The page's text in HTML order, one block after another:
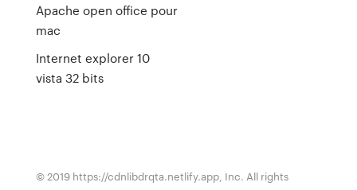
Apache open office pour
mac
Internet explorer 10
vista 32 bits
© 2019 https://cdnlibdrqta.netlify.app, Inc. All rights